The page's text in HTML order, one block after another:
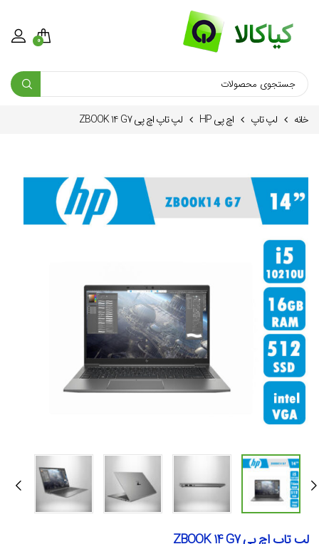
0
خانه لپ تاپ اچ پی HP لپ تاپ اچ پی ZBOOK 14 G7
لپ تاپ اچ پی ZBOOK 14 G7